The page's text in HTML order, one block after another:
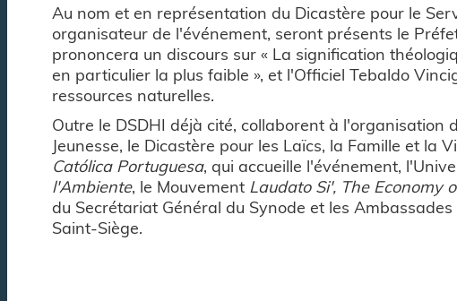
Au nom et en représentation du Dicastère pour le
organisateur de l'événement, seront présents le
prononcera un discours sur « La signification
en particulier la plus faible », et l'Officiel Tebaldo
ressources naturelles.
Outre le DSDHI déjà cité, collaborent à l'organisation
Jeunesse, le Dicastère pour les Laïcs, la Famille et la
Católica Portuguesa, qui accueille l'événement,
l'Ambiente, le Mouvement Laudato Si', The Economy
du Secrétariat Général du Synode et les
Saint-Siège.